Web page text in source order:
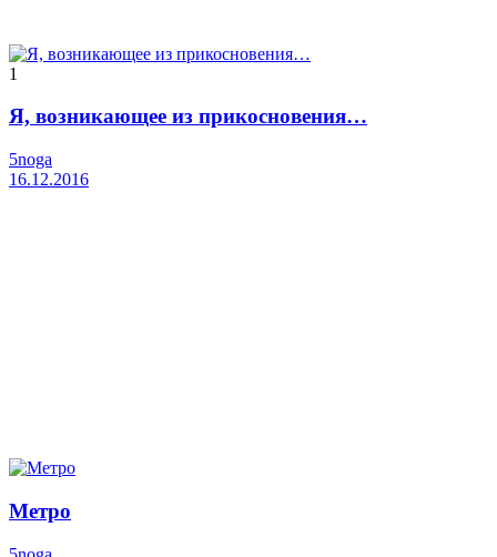
1
Я, возникающее из прикосновения…
5noga
16.12.2016
Метро